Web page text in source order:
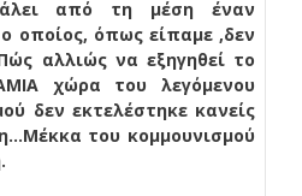
από τη μέση έναν
οποίος, όπως είπαμε ,δεν
αλλιώς να εξηγηθεί το
χώρα του λεγόμενου
δεν εκτελέστηκε κανείς
του κομμουνισμού